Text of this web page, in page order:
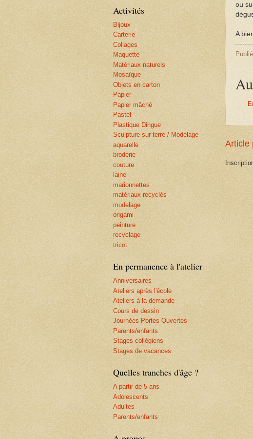
ou
A
Article
Activités
Bijoux
Carterie
Collages
Maquette
Matériaux naturels
Mosaïque
Objets en carton
Papier
Papier mâché
Pastel
Plastique Dingue
Sculpture sur terre / Modelage
aquarelle
broderie
couture
laine
marionnettes
matériaux recyclés
modelage
origami
peinture
recyclage
tricot
En permanence à l'atelier
Anniversaires
Ateliers après l'école
Ateliers à la demande
Cours de dessin
Journées Portes Ouvertes
Parents/enfants
Stages collégiens
Stages de vacances
Quelles tranches d'âge ?
A partir de 5 ans
Adolescents
Adultes
Parents/enfants